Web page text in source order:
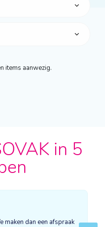
items aanwezig.
in 5
maken dan een afspraak